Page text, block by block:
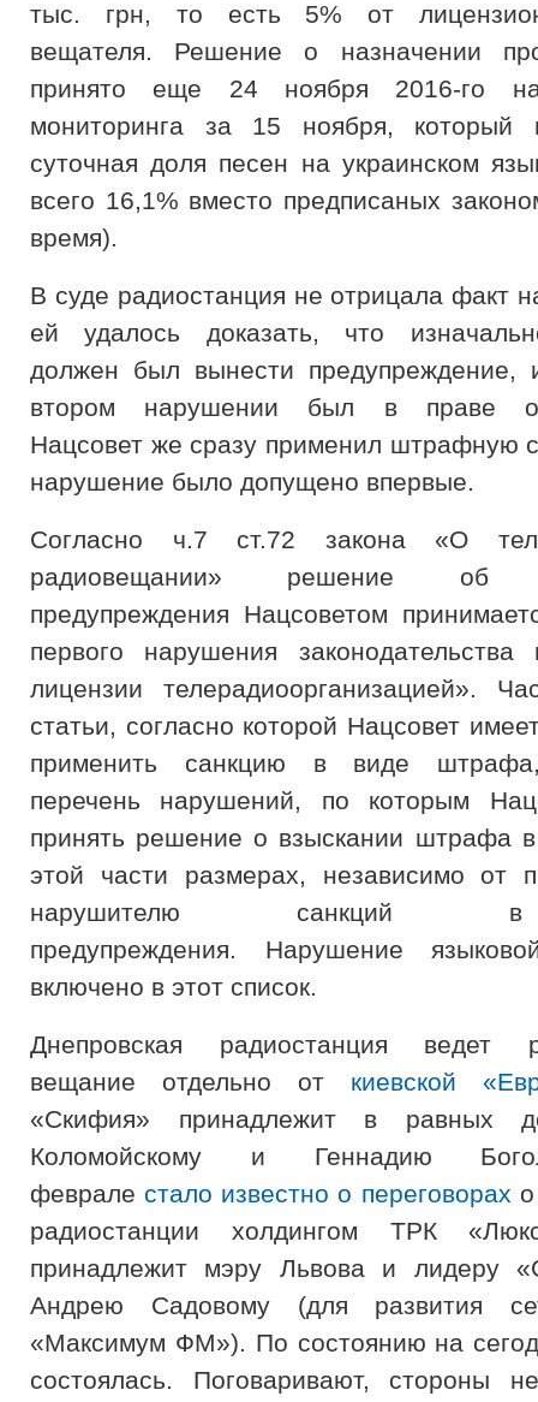
тыс. грн, то есть 5% от
вещателя. Решение о назначении
принято еще 24 ноября 2016-го
мониторинга за 15 ноября, который
суточная доля песен на украинском
всего 16,1% вместо предписаных
время).
В суде радиостанция не отрицала факт
ей удалось доказать, что
должен был вынести предупреждение,
втором нарушении был в праве
Нацсовет же сразу применил штрафную
нарушение было допущено впервые.
Согласно ч.7 ст.72 закона «О
радиовещании» решение об
предупреждения Нацсоветом
первого нарушения законодательства
лицензии телерадиоорганизацией».
статьи, согласно которой Нацсовет
применить санкцию в виде
перечень нарушений, по которым
принять решение о взыскании штрафа
этой части размерах, независимо от
нарушителю санкций
предупреждения. Нарушение
включено в этот список.
Днепровская радиостанция ведет
вещание отдельно от киевской
«Скифия» принадлежит в равных
Коломойскому и Геннадию
февралестало известно о переговорах
радиостанции холдингом ТРК
принадлежит мэру Львова и лидеру
Андрею Садовому (для развития
«Максимум ФМ»). По состоянию на
состоялась. Поговаривают, стороны